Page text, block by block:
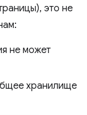
это не
не может
хранилище